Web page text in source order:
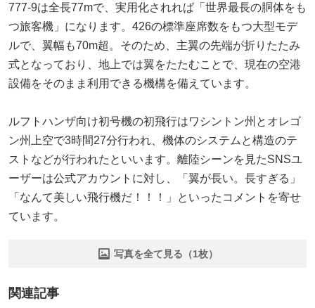
777-9は全長77mで、実用化されれば「世界最長の胴体をも
つ旅客機」になります。426の標準座席数をもつ大型モデ
ルで、翼幅も70m超。そのため、主翼の先端が折りたたみ
式となっており、地上では翼をたたむことで、現在の空港
設備をそのまま利用できる機構を備えています。
ルフトハンザ向け初号機の初飛行はワシントン州とオレゴ
ン州上空で3時間27分行われ、機体のシステムと構造のテ
ストなどが行われたといいます。離陸シーンを見たSNSユ
ーザーは公式アカウントに対し、「翼が長い。長すぎる」
「なんて美しい飛行機だ！！！」といったコメントを寄せ
ています。
写真を全て見る（1枚）
関連記事